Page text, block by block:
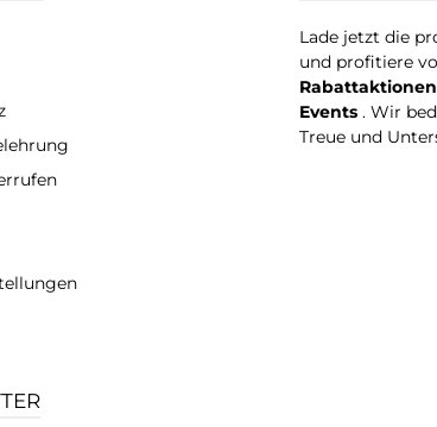
Lade jetzt die
und profitiere
Events . Wir
Treue und